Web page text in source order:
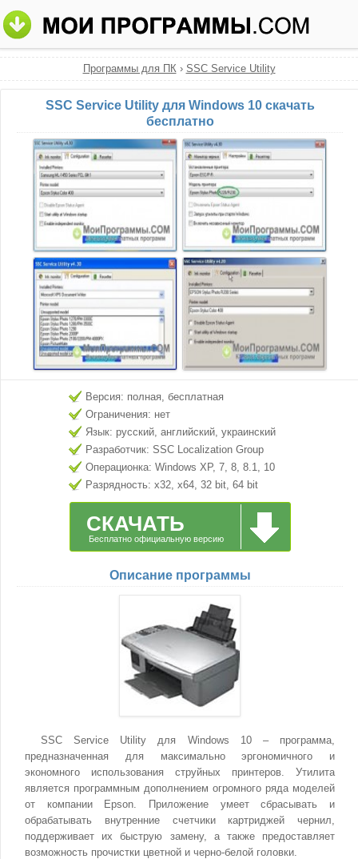
Программы для ПК› SSC Service Utility
SSC Service Utility для Windows 10 скачать
бесплатно
Версия: полная, бесплатная
Ограничения: нет
Язык: русский, английский, украинский
Разработчик: SSC Localization Group
Операционка: Windows XP, 7, 8, 8.1, 10
Разрядность: x32, x64, 32 bit, 64 bit
СКАЧАТЬ
Бесплатно официальную версию
Описание программы
SSC Service Utility для Windows 10 – программа,
предназначенная для максимально эргономичного и
экономного использования струйных принтеров. Утилита
является программным дополнением огромного ряда моделей
от компании Epson. Приложение умеет сбрасывать и
обрабатывать внутренние счетчики картриджей чернил,
поддерживает их быструю замену, а также предоставляет
возможность прочистки цветной и черно-белой головки.